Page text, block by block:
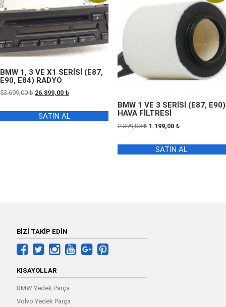
BMW 1, 3 VE X1 SERİSİ (E87,
E90, E84) RADYO
53.699,00₺ Orijinal
53.699,00 ₺.
26.899,00 ₺Şu
fiyat:
26.899,00 ₺.
SATIN AL
BMW 1 VE 3 SERİSİ (E87, E90)
HAVA FİLTRESİ
2.399,00₺ Orijinal
2.399,00 ₺.
1.199,00 ₺Şu
fiyat:
1.199,00 ₺.
SATIN AL
BİZİ TAKİP EDİN
KISAYOLLAR
BMW Yedek Parça
Volvo Yedek Parça